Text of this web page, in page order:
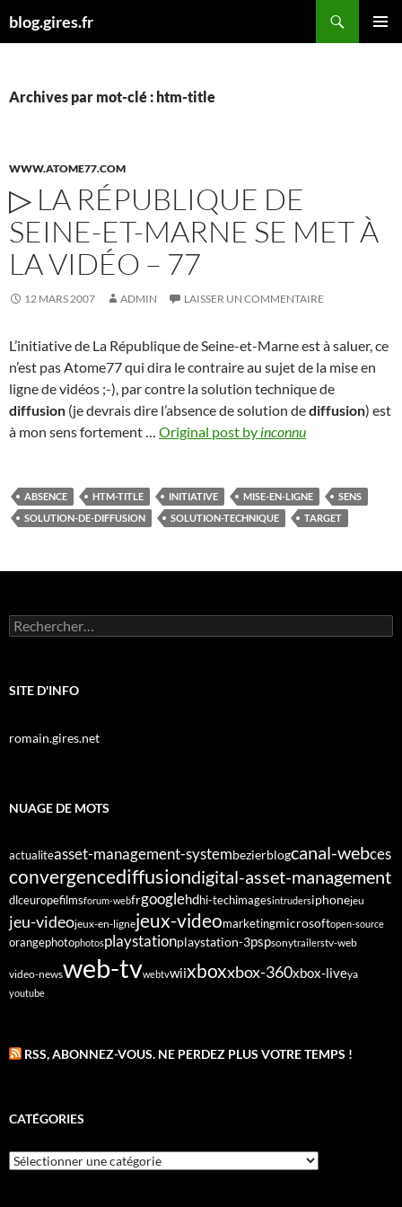
aublog.gires.fr
Archives par mot-clé : htm-title
WWW.ATOME77.COM
▷ LA RÉPUBLIQUE DE
SEINE-ET-MARNE SE MET À
LA VIDÉO – 77
12 MARS 2007 ADMIN LAISSER UN COMMENTAIRE
L’initiative de La République de Seine-et-Marne est à saluer, ce
n’est pas Atome77 qui dira le contraire au sujet de la mise en
ligne de vidéos ;-), par contre la solution technique de
diffusion (je devrais dire l’absence de solution dediffusion) est
à mon sens fortement … Original post by inconnu
ABSENCE HTM-TITLE INITIATIVE MISE-EN-LIGNE
SENS
SOLUTION-DE-DIFFUSION
SOLUTION-TECHNIQUE TARGET
Rechercher :
SITE D'INFO
romain.gires.net
NUAGE DE MOTS
actualiteasset-management-systembezierblogcanal-webces
convergencediffusiondigital-asset-management
dlceuropefilmsforum-webfrgooglehdhi-techimagesintrudersiphonejeu
jeu-videojeux-en-lignejeux-videomarketingmicrosoftopen-source
orangephotophotosplaystationplaystation-3pspsonytrailerstv-web
video-newsweb-tvwebtvwiixboxxbox-360xbox-liveya
youtube
RSS, ABONNEZ-VOUS. NE PERDEZ PLUS VOTRE TEMPS !
CATÉGORIES
Catégories